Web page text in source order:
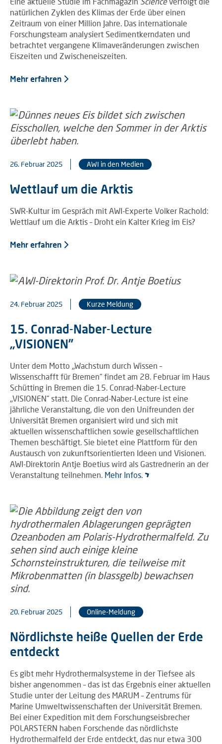
natürlichen Zyklen des Klimas der Erde über einen
Zeitraum von einer Million Jahre. Das internationale
Forschungsteam analysiert Sedimentkerndaten und
betrachtet vergangene Klimaveränderungen zwischen
Eiszeiten und Zwischeneiszeiten.
Mehr erfahren
26. Februar 2025 AWI in den Medien
Wettlauf um die Arktis
SWR-Kultur im Gespräch mit AWI-Experte Volker Rachold:
Wettlauf um die Arktis – Droht ein Kalter Krieg im Eis?
Mehr erfahren
24. Februar 2025 Kurze Meldung
15. Conrad-Naber-Lecture
„VISIONEN”
Unter dem Motto „Wachstum durch Wissen –
Wissenschafft für Bremen“ findet am 28. Februar im Haus
Schütting in Bremen die 15. Conrad-Naber-Lecture
„VISIONEN“ statt. Die Conrad-Naber-Lecture ist eine
jährliche Veranstaltung, die von den Unifreunden der
Universität Bremen organisiert wird und sich mit
aktuellen wissenschaftlichen sowie gesellschaftlichen
Themen beschäftigt. Sie bietet eine Plattform für den
Austausch von zukunftsorientierten Ideen und Visionen.
AWI-Direktorin Antje Boetius wird als Gastrednerin an der
Veranstaltung teilnehmen. Mehr Infos.
20. Februar 2025 Online-Meldung
Nördlichste heiße Quellen der Erde
entdeckt
Es gibt mehr Hydrothermalsysteme in der Tiefsee als
bisher angenommen – das ist das Ergebnis einer aktuellen
Studie unter der Leitung des MARUM – Zentrums für
Marine Umweltwissenschaften der Universität Bremen.
Bei einer Expedition mit dem Forschungseisbrecher
POLARSTERN haben Forschende das nördlichste
Hydrothermalfeld der Erde entdeckt, das nur etwa 300